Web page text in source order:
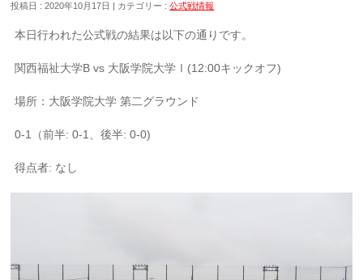
投稿日 : 2020年10月17日 | カテゴリー :公式戦情報
本日行われた公式戦の結果は以下の通りです。
関西福祉大学B vs 大阪学院大学Ⅰ(12:00キックオフ)
場所：大阪学院大学 第二グラウンド
0-1（前半: 0-1、後半: 0-0)
得点者: なし